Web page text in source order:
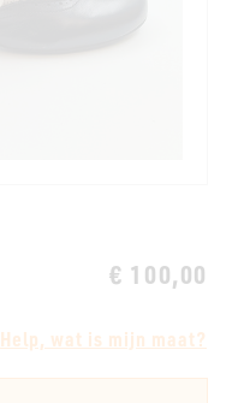
€ 100,00
Help, wat is mijn maat?